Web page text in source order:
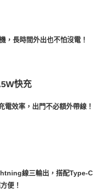
人或監護人之同意方可使用
足之情形，本公司將視審查結果
之使用額度並採取法律行動。
長時間外出也不怕沒電！
快充
效率，出門不必額外帶線！
線三輸出，搭配Type-C
便！